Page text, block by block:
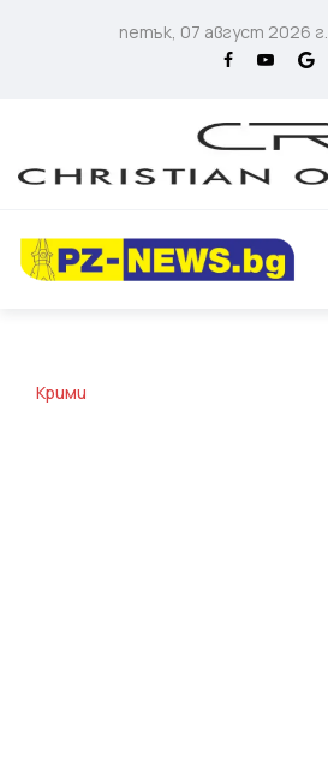
петък, 07 август 2026 г.
Крими